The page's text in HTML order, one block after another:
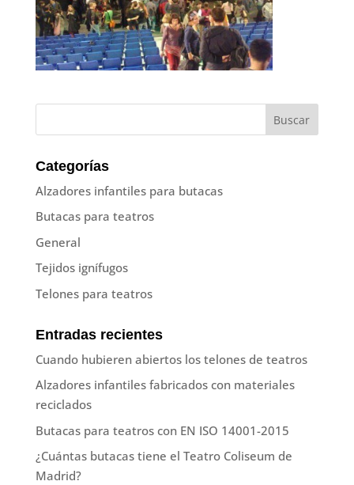
Categorías
Alzadores infantiles para butacas
Butacas para teatros
General
Tejidos ignífugos
Telones para teatros
Entradas recientes
Cuando hubieren abiertos los telones de teatros
Alzadores infantiles fabricados con materiales
reciclados
Butacas para teatros con EN ISO 14001-2015
¿Cuántas butacas tiene el Teatro Coliseum de
Madrid?